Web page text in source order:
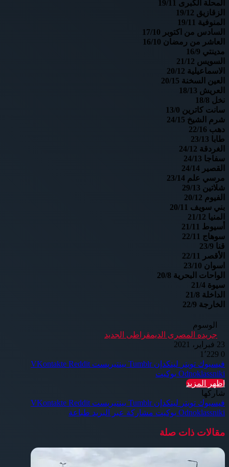
المحلة الكبرى 19/11
الزقازيق 19/12
المنوفية 19/11
السادس من اكتوبر 17/10
العاشر من رمضان 16/10
مدينتي 16/9
السويس 21/12
الاسماعيلية 20/12
العين السخنة 20/15
العريش 18/13
نخل 18/8
سانت كاترين 13/0
شرم الشيخ 24/15
دهب 22/16
طابا 23/13
الغردقة 24/12
سفاجا 24/13
القصير 24/14
مرسي علم 23/14
شلاتين 29/13
الفيوم 20/12
بني سويف 20/11
المنيا 21/12
أسيوط 21/11
سوهاج 22/11
قنا 23/9
الأقصر 22/11
اسوان 23/10
الواحات البحرية 20/8
سيوة 21/4
الداخلة 21/8
الخارجة 22/9
الوسوم
جريده المصرى الديمقراطى الجديد
23 فبراير، 2021
0
فيسبوك تويتر لينكدإن بينتيريست
Odnoklassniki بوكيت
اظهر المزيد
شاركها
فيسبوك تويتر لينكدإن بينتيريست
Odnoklassniki بوكيت مشاركة عبر البريد طباعة
مقالات ذات صلة